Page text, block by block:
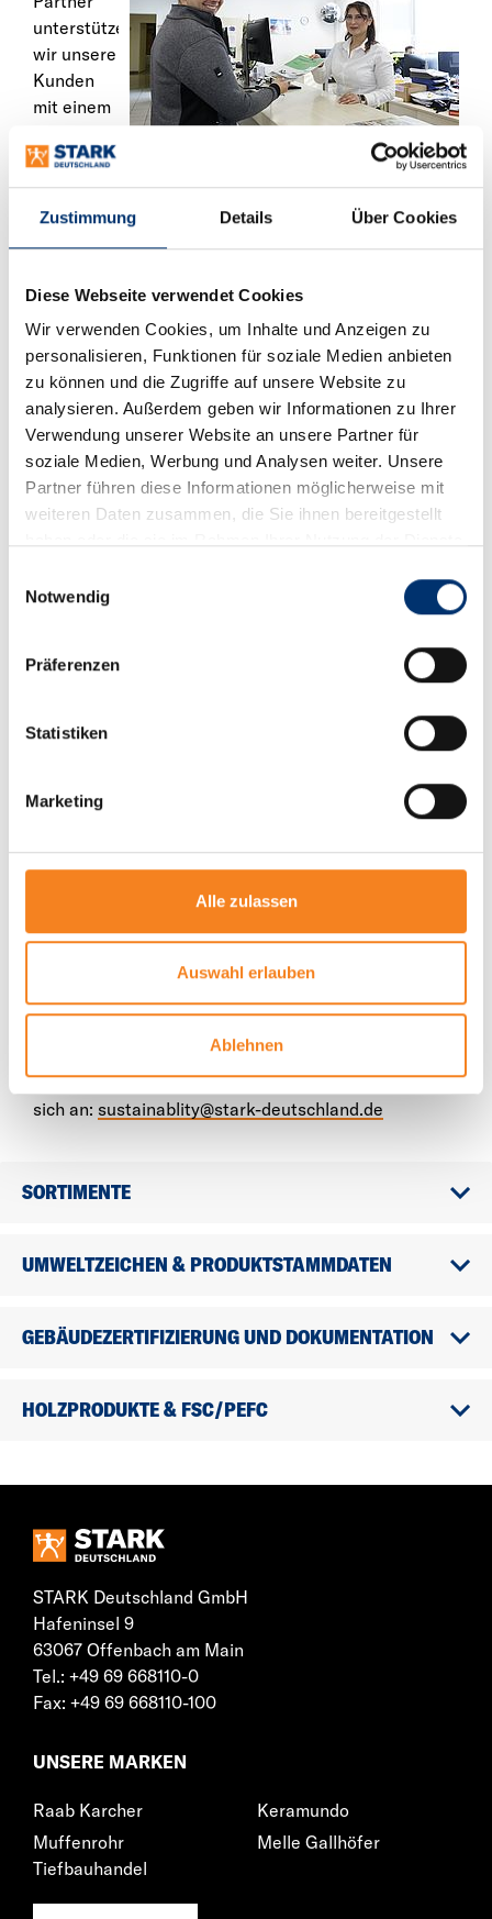
Zustimmung Details Über Cookies
Diese Webseite verwendet Cookies
Wir verwenden Cookies, um Inhalte und Anzeigen zu
personalisieren, Funktionen für soziale Medien anbieten
zu können und die Zugriffe auf unsere Website zu
analysieren. Außerdem geben wir Informationen zu Ihrer
Verwendung unserer Website an unsere Partner für
soziale Medien, Werbung und Analysen weiter. Unsere
Partner führen diese Informationen möglicherweise mit
weiteren Daten zusammen, die Sie ihnen bereitgestellt
Notwendig
Präferenzen
Statistiken
Marketing
Alle zulassen
Auswahl erlauben
Ablehnen
unterstützen
wir unsere
Kunden
mit einem
Sortiment,
transparenten
Produktinformationen
Services.
dafür,
nachhaltige
qualifizierten
Mitarbeiter
jederzeit
fachlicher
individueller
zur Seite.
Für allgemeine Fragen und Kommentare wenden Sie
sich an: sustainablity@stark-deutschland.de
SORTIMENTE
UMWELTZEICHEN & PRODUKTSTAMMDATEN
GEBÄUDEZERTIFIZIERUNG UND DOKUMENTATION
HOLZPRODUKTE & FSC/PEFC
STARK Deutschland GmbH
Hafeninsel 9
63067 Offenbach am Main
Tel.: +49 69 668110-0
Fax: +49 69 668110-100
UNSERE MARKEN
Raab Karcher
Keramundo
Muffenrohr
Tiefbauhandel
Melle Gallhöfer